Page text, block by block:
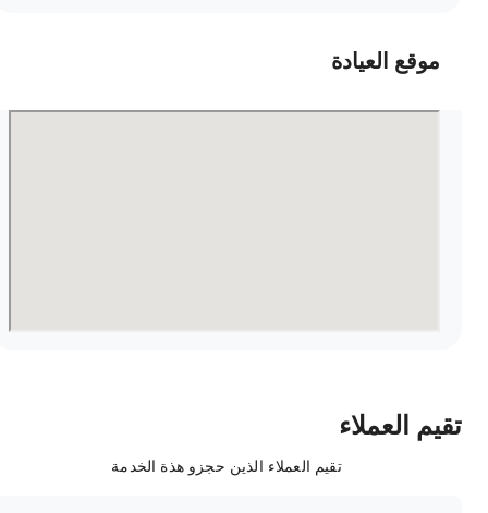
موقع العيادة
العملاء
تقيم العملاء الذين حجزو هذة الخدمة